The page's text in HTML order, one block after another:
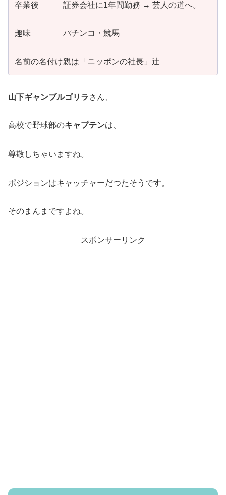
卒業後 証券会社に1年間勤務 → 芸人の道へ。
趣味 パチンコ・競馬
名前の名付け親は「ニッポンの社長」辻
山下ギャンブルゴリラ さん、
高校で野球部のキャプテンは、
尊敬しちゃいますね。
ポジションはキャッチャーだつたそうです。
そのまんまですよね。
スポンサーリンク